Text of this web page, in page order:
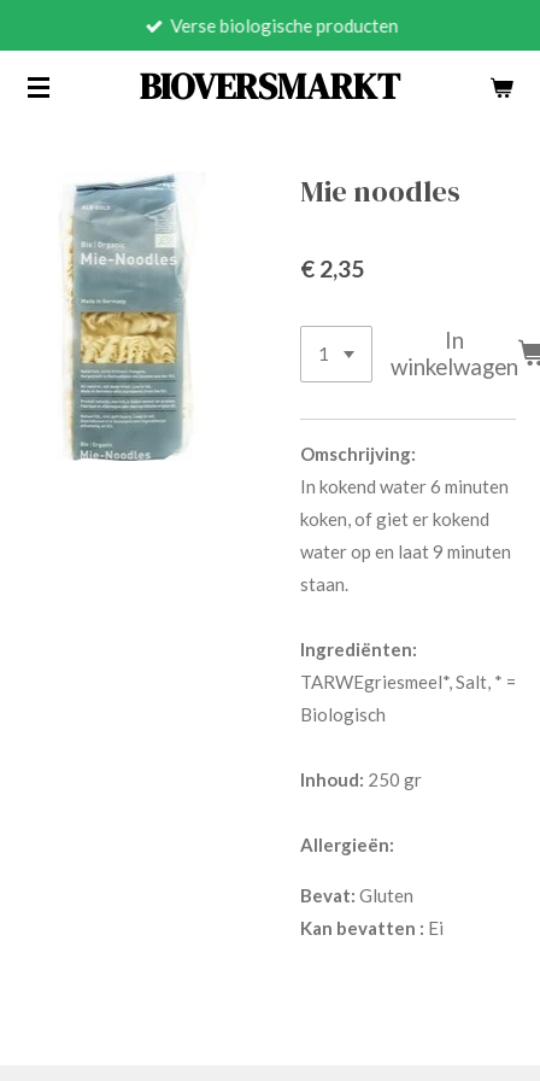
naar
BIOVERSMARKT
Verse biologische producten
Mie noodles
€ 2,35
In
winkelwagen
Omschrijving:
In kokend water 6 minuten
koken, of giet er kokend
water op en laat 9 minuten
staan.
Ingrediënten:
TARWEgriesmeel*, Salt, * =
Biologisch
Inhoud: 250 gr
Allergieën:
Bevat: Gluten
Kan bevatten : Ei